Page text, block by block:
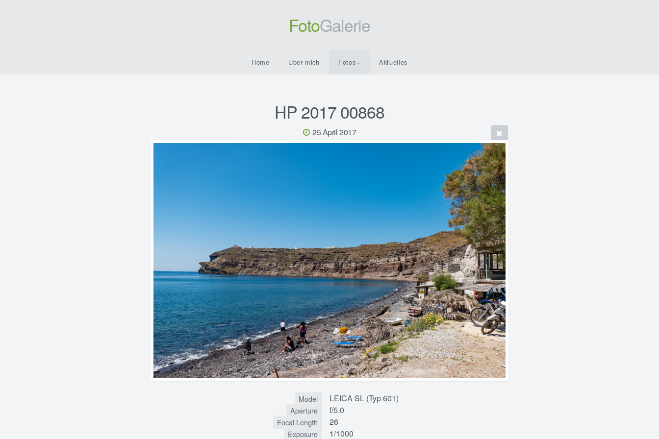
FotoGalerie
Home Über mich Fotos Aktuelles
HP 2017 00868
25 April 2017
Model LEICA SL (Typ 601)
Aperture f/5.0
Focal Length 26
Exposure 1/1000